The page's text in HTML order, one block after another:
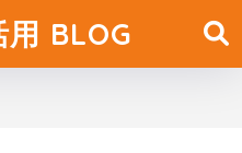
用 BLOG